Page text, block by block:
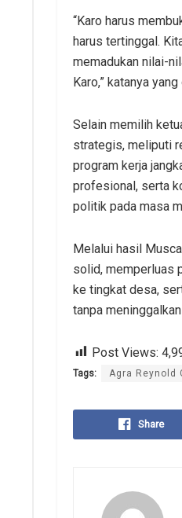
“Karo harus
harus tertinggal.
memadukan nilai-
Karo,” katanya
Selain memilih
strategis, meliputi
program kerja
profesional, serta
politik pada masa
Melalui hasil
solid, memperluas
ke tingkat desa,
tanpa
Post Views:
Tags: Agra Reynold
Share